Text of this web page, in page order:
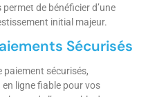
de bénéficier d’une
initial majeur.
Sécurisés
paiement sécurisés,
ligne fiable pour vos